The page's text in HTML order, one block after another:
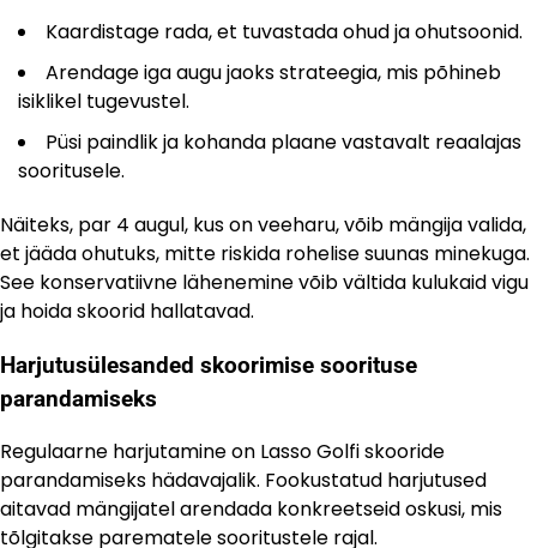
Kaardistage rada, et tuvastada ohud ja ohutsoonid.
Arendage iga augu jaoks strateegia, mis põhineb
isiklikel tugevustel.
Püsi paindlik ja kohanda plaane vastavalt reaalajas
sooritusele.
Näiteks, par 4 augul, kus on veeharu, võib mängija valida,
et jääda ohutuks, mitte riskida rohelise suunas minekuga.
See konservatiivne lähenemine võib vältida kulukaid vigu
ja hoida skoorid hallatavad.
Harjutusülesanded skoorimise soorituse
parandamiseks
Regulaarne harjutamine on Lasso Golfi skooride
parandamiseks hädavajalik. Fookustatud harjutused
aitavad mängijatel arendada konkreetseid oskusi, mis
tõlgitakse parematele sooritustele rajal.